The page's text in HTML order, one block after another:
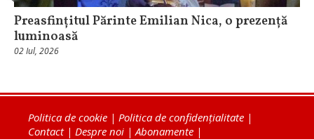
Preasfințitul Părinte Emilian Nica, o prezență
luminoasă
02 Iul, 2026
Politica de cookie | Politica de confidențialitate |
Contact| Despre noi | Abonamente |